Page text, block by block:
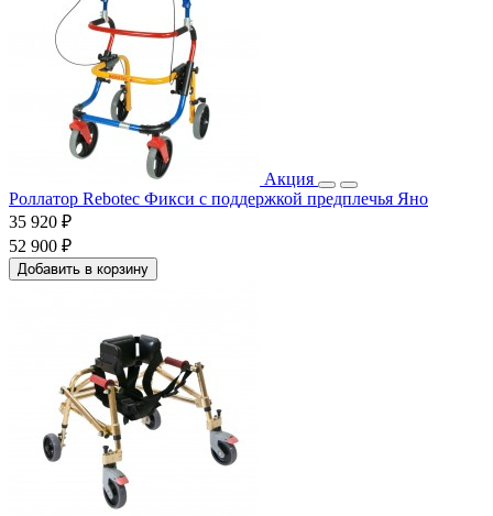
Акция
Роллатор Rebotec Фикси с поддержкой предплечья Яно
35 920 ₽
52 900 ₽
Добавить в корзину